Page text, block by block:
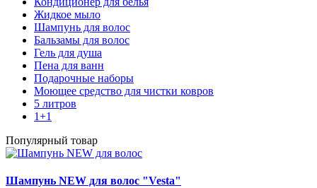
Жидкое мыло
Шампунь для волос
Бальзамы для волос
Гель для душа
Пена для ванн
Подарочные наборы
Моющее средство для чистки ковров
5 литров
1+1
Популярный товар
Шампунь NEW для волос "Vesta"